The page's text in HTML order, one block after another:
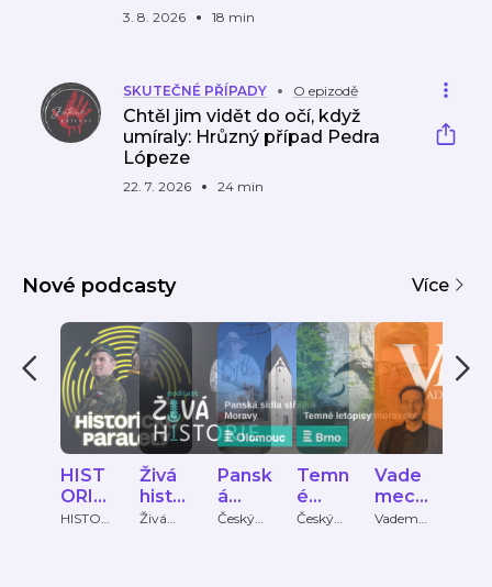
3. 8. 2026 18 min
SKUTEČNÉ PŘÍPADY O epizodě
Chtěl jim vidět do očí, když
umíraly: Hrůzný případ Pedra
Lópeze
22. 7. 2026 24 min
Nové podcasty Více
HIST
ORIC
KÉ
HISTORI
Živá
histor
ie
Živá
Pansk
á
sídla
Český
Temn
é
letopi
Český
Vade
mecu
m
Vademe